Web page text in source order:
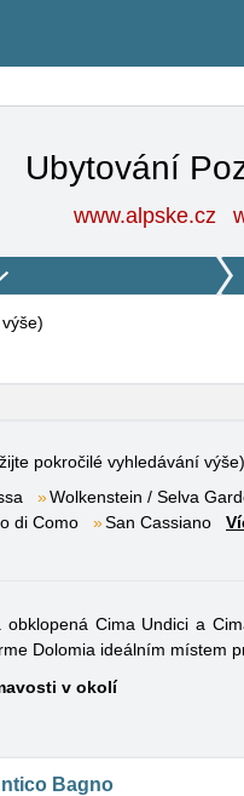
Ubytování
www.alpske.cz
)
pokročilé vyhledávání výše)
Wolkenstein / Selva
di Como San Cassiano
Cima Undici a
Dolomia ideálním místem
v okolí
Bagno